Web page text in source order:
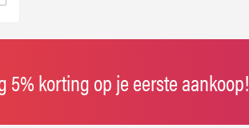
5% korting op je eerste aankoop!